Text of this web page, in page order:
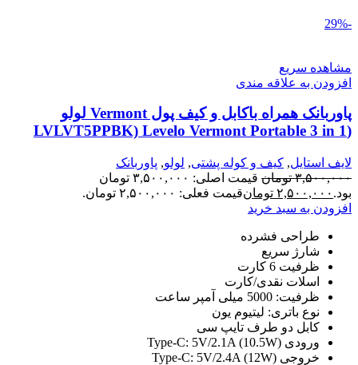
-29%
مشاهده سریع
افزودن به علاقه مندی
پاوربانک همراه باکابل و کیف پول Vermont لولو
(LVLVT5PPBK) Levelo Vermont Portable 3 in 1
لایف استایل, کیف و کوله پشتی, لولو, پاوربانک
۳,۵۰۰,۰۰۰ تومان
قیمت اصلی: ۳,۵۰۰,۰۰۰ تومان
بود. ۲,۵۰۰,۰۰۰ تومانقیمت فعلی: ۲,۵۰۰,۰۰۰ تومان.
افزودن به سبد خرید
طراحی فشرده
شارژ سریع
ظرفیت 6 کارت
اسلات نقدی/کارت
ظرفیت: 5000 میلی آمپر ساعت
نوع باتری: لیتیوم یون
کابل دو طرف تایپ سی
ورودی Type-C: 5V/2.1A (10.5W)
خروجی Type-C: 5V/2.4A (12W)